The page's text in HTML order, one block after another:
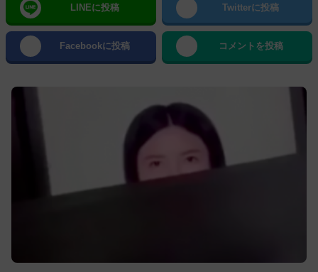
LINEに投稿 Twitterに投稿
Facebookに投稿 コメントを投稿